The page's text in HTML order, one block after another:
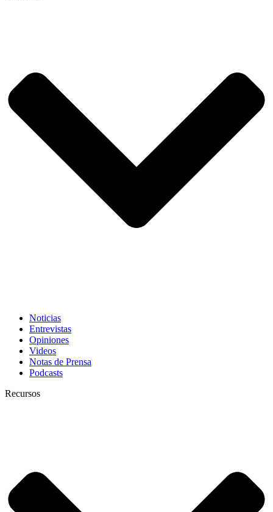
Noticias
Entrevistas
Opiniones
Videos
Notas de Prensa
Podcasts
Recursos